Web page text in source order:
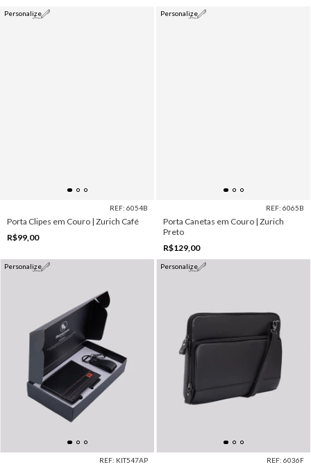
Personalize
REF: 6054B
Porta Clipes em Couro | Zurich Café
R$99,00
Personalize
REF: 6065B
Porta Canetas em Couro | Zurich
Preto
R$129,00
Personalize
REF: KIT547AP
Personalize
REF: 6036F